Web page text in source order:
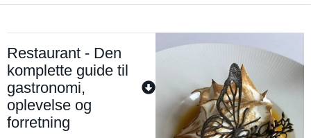
Restaurant - Den
komplette guide til
gastronomi,
oplevelse og
forretning